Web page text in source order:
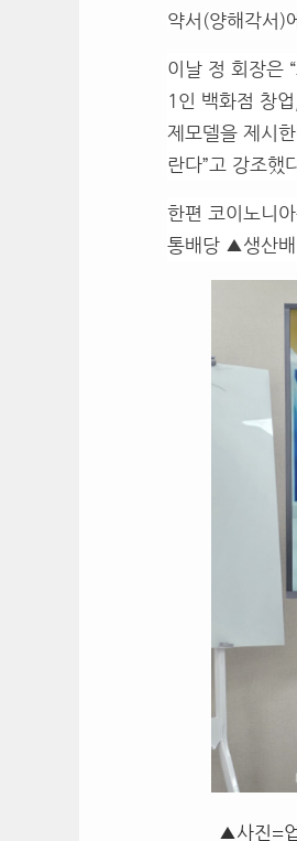
약서(양해각서)
이날 정 회장은
1인 백화점 창
제모델을 제시
란다”고 강조했
한편 코이노니
통배당 ▲생산배
▲사진=